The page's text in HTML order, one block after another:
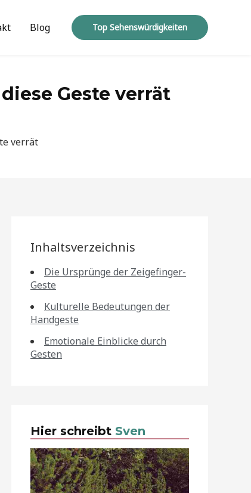
Blog Top Sehenswürdigkeiten
Geste verrät
verrät
Inhaltsverzeichnis
Die Ursprünge der Zeigefinger-
Geste
Kulturelle Bedeutungen der
Handgeste
Emotionale Einblicke durch
Gesten
Hier schreibt Sven